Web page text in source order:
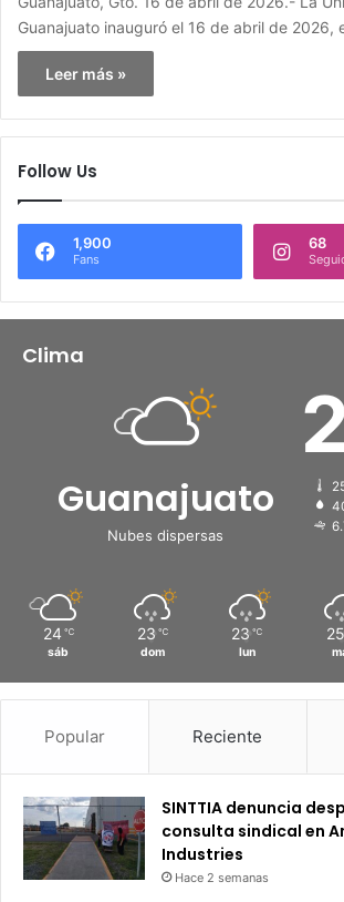
Guanajuato inauguró el 16 de abril de 2026,
Leer más »
Follow Us
1,900
Fans
68
Clima
Guanajuato
Nubes dispersas
24 ℃
sáb
23 ℃
dom
23 ℃
lun
25
Popular Reciente
SINTTIA denuncia
consulta sindical en
Industries
Hace 2 semanas